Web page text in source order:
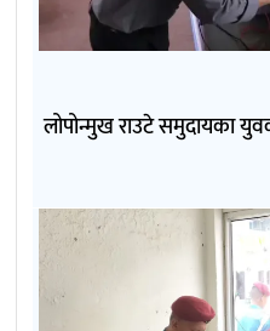
लोपोन्मुख राउटे समुदायका